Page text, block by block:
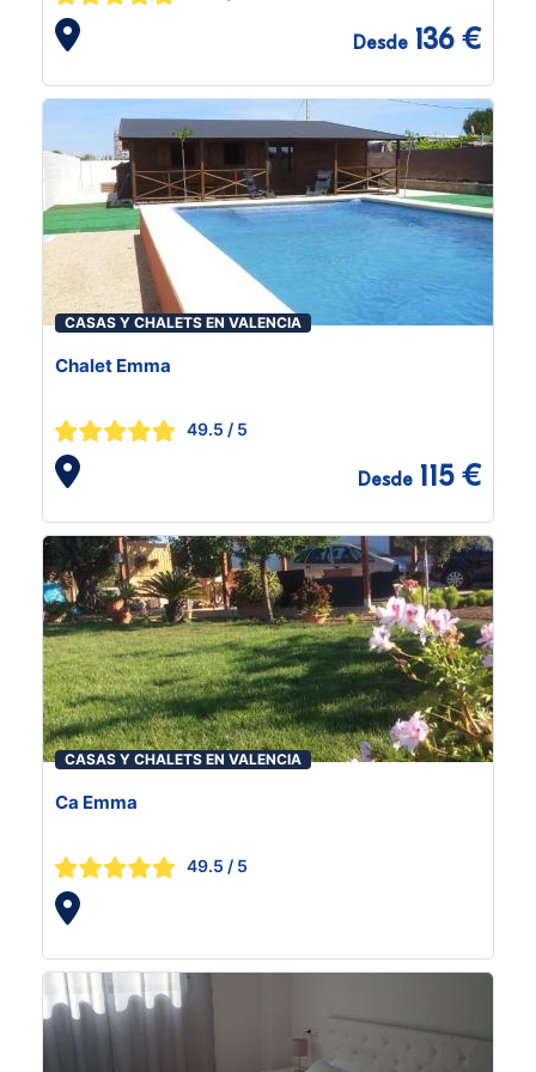
Desde 136 €
CASAS Y CHALETS EN VALENCIA
Chalet Emma
49.5 / 5
Desde 115 €
CASAS Y CHALETS EN VALENCIA
Ca Emma
49.5 / 5